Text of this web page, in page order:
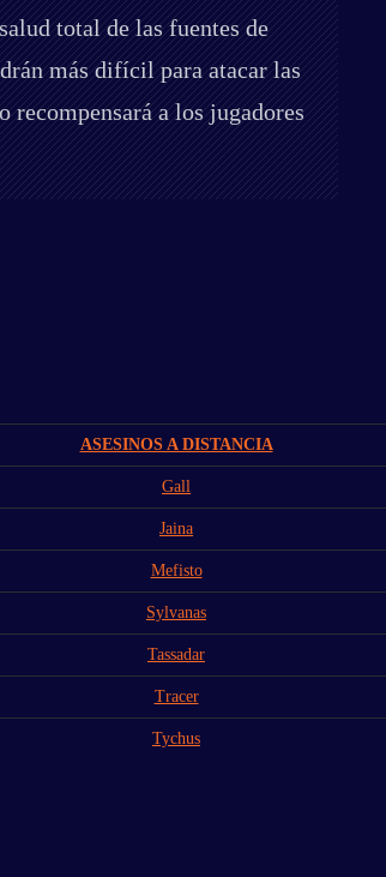
total de las fuentes de
más difícil para atacar las
recompensará a los jugadores
ASESINOS A DISTANCIA
Gall
Jaina
Mefisto
Sylvanas
Tassadar
Tracer
Tychus